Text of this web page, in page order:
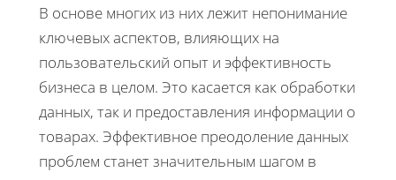
В основе многих из них лежит непонимание
ключевых аспектов, влияющих на
пользовательский опыт и эффективность
бизнеса в целом. Это касается как обработки
данных, так и предоставления информации о
товарах. Эффективное преодоление данных
проблем станет значительным шагом в